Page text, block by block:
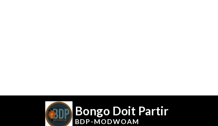
Bongo Doit Partir
BDP-MODWOAM